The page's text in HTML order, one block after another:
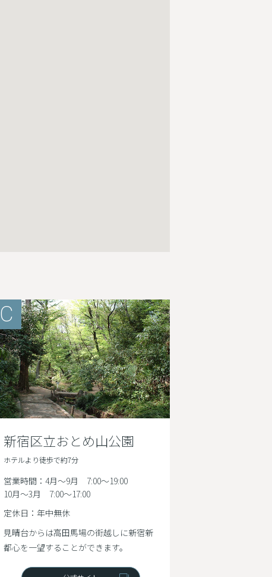
C
新宿区立おとめ山公園
ホテルより徒歩で約7分
営業時間：4月～9月 7:00〜19:00
10月～3月 7:00〜17:00
定休日：年中無休
見晴台からは高田馬場の街越しに新宿新
都心を一望することができます。